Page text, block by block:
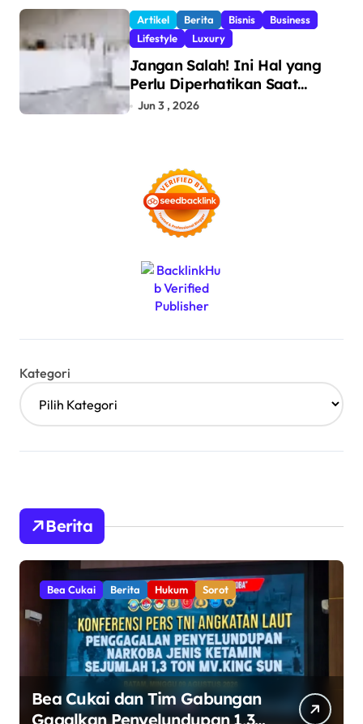
dan Pencegahan Barang
Ilegal
Artikel Berita Bisnis
Business
Lifestyle
Luxury
Jangan Salah! Ini Hal yang
Perlu Diperhatikan Saat
Pasang Big Slab
Jun 3 , 2026
Kategori
Berita
Bea Cukai Berita Hukum Sorot
Bea Cukai dan Tim Gabungan
Gagalkan Penyelundupan 1,3